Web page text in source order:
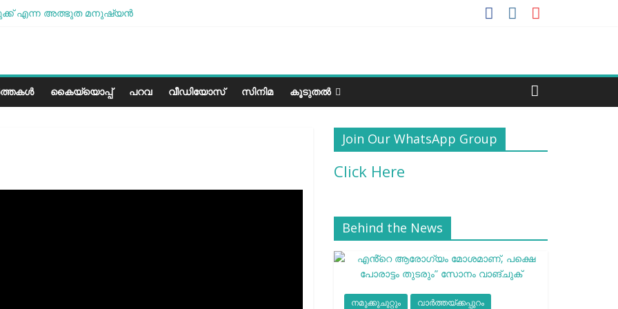
എന്ന അത്ഭുത മനുഷ്യന്‍
പാരീസ് മിഠായികള്‍
കൈയ്യൊപ്പ് പറവ വീഡിയോസ് സിനിമ കൂടുതൽ
Join Our WhatsApp Group
Click Here
Behind the News
നമുക്കുചുറ്റും വാർത്തയ്ക്കപ്പുറം